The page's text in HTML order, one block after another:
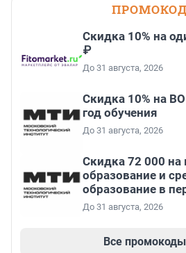
Скидка 10% на
₽
До 31 августа, 2026
Скидка 10% на
год обучения
До 31 августа, 2026
Скидка 72 000
образование и
образование в
До 31 августа, 2026
Все промокоды